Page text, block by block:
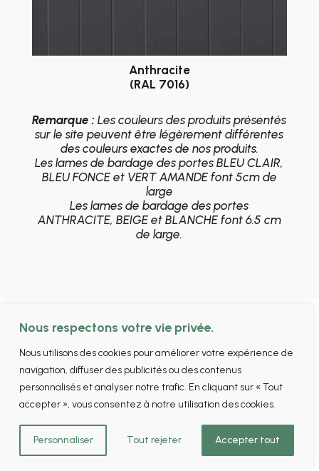
Nous respectons votre vie privée.
Nous utilisons des cookies pour améliorer votre expérience de
navigation, diffuser des publicités ou des contenus
personnalisés et analyser notre trafic. En cliquant sur « Tout
accepter », vous consentez à notre utilisation des cookies.
Personnaliser Tout rejeter Accepter tout
Anthracite
(RAL 7016)
Remarque : Les couleurs des produits présentés
sur le site peuvent être légèrement différentes
des couleurs exactes de nos produits.
Les lames de bardage des portes BLEU CLAIR,
BLEU FONCE et VERT AMANDE font 5cm de
large
Les lames de bardage des portes
ANTHRACITE, BEIGE et BLANCHE font 6.5 cm
de large.
Options